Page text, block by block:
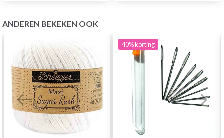
ANDEREN BEKEKEN OOK
40%korting